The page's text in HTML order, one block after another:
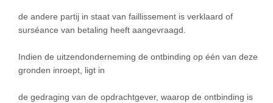
de andere partij in staat van faillissement is verklaard of
surséance van betaling heeft aangevraagd.
Indien de uitzendonderneming de ontbinding op één van deze
gronden inroept, ligt in
de gedraging van de opdrachtgever, waarop de ontbinding is